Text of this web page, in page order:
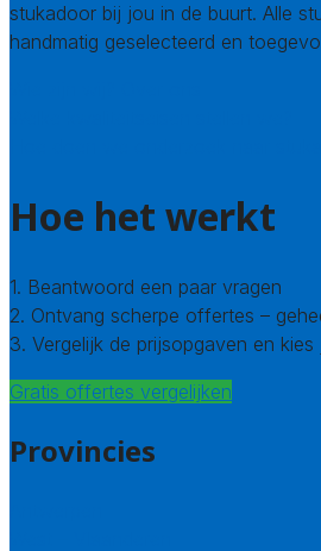
stukadoor bij jou in de buurt. Alle
handmatig geselecteerd en
Hoe het werkt
1. Beantwoord een paar vragen
2. Ontvang scherpe offertes –
3. Vergelijk de prijsopgaven en
Gratis offertes vergelijken
Provincies